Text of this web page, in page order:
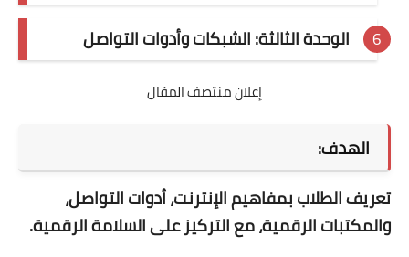
الوحدة الثالثة: الشبكات وأدوات التواصل
إعلان منتصف المقال
الهدف:
تعريف الطلاب بمفاهيم الإنترنت، أدوات التواصل،
والمكتبات الرقمية، مع التركيز على السلامة الرقمية.